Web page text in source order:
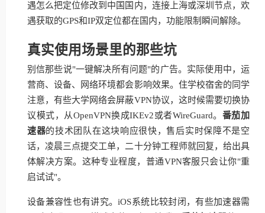
遇怎么把定位修改到中国国内，连接上海或深圳节点，欢
遇获取的GPS和IP双定位都在国内，功能限制瞬间解除。
真实使用场景里的那些坑
别信那些说"一键解决所有问题"的广告。实际使用中，运
营商、设备、网络环境都会影响效果。住学校宿舍的同学
注意，有些大学网络会屏蔽VPN协议，这时候需要切换协
议模式，从OpenVPN换成IKEv2或者WireGuard。 番茄加
速器的技术团队在这块响应很快，售后实时保障不是空
话，凌晨三点提交工单，二十分钟工程师就回复，给出具
体解决方案。这种专业程度，普通VPN客服只会让你"重
启试试"。
设备兼容性也有讲究。iOS系统比较封闭，有些加速器需